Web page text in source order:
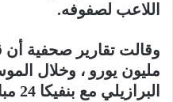
اللاعب لصفوفه.
مليون يورو ، وخلال